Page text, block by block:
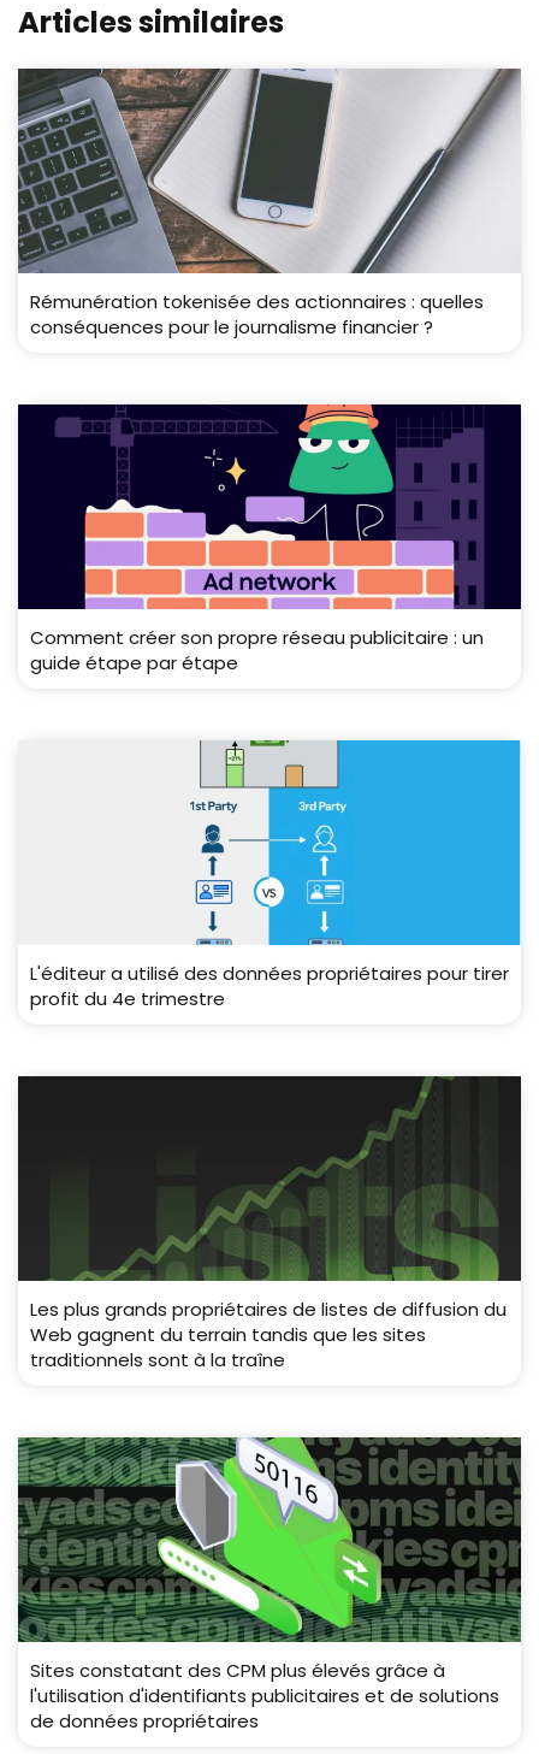
Articles similaires
Rémunération tokenisée des actionnaires : quelles
conséquences pour le journalisme financier ?
Comment créer son propre réseau publicitaire : un
guide étape par étape
L'éditeur a utilisé des données propriétaires pour tirer
profit du 4e trimestre
Les plus grands propriétaires de listes de diffusion du
Web gagnent du terrain tandis que les sites
traditionnels sont à la traîne
Sites constatant des CPM plus élevés grâce à
l'utilisation d'identifiants publicitaires et de solutions
de données propriétaires